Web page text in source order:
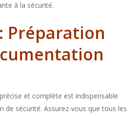
à la sécurité.
Préparation
et complète est indispensable
de sécurité. Assurez-vous que tous les